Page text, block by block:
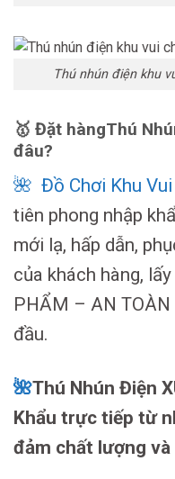
Thú nhún điện khu
🥇 Đặt hàngThú
đâu?
🌺 Đồ Chơi Khu Vui
tiên phong nhập
mới lạ, hấp dẫn,
của khách hàng,
PHẨM – AN TOÀN
đầu.
🌺Thú Nhún Điện
Khẩu trực tiếp từ
đảm chất lượng